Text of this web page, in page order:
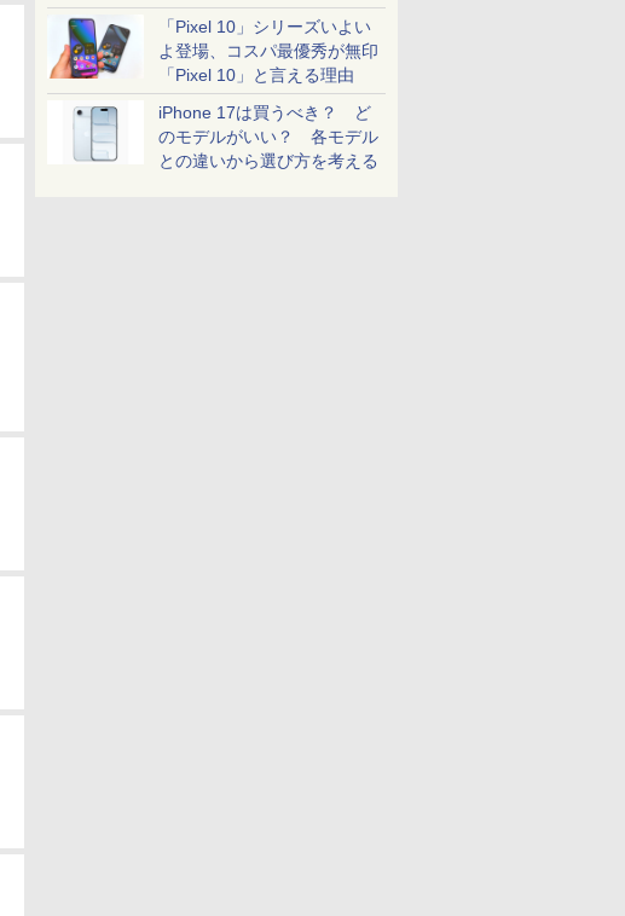
「Pixel 10」シリーズいよい
よ登場、コスパ最優秀が無印
「Pixel 10」と言える理由
iPhone 17は買うべき？ ど
のモデルがいい？ 各モデル
との違いから選び方を考える